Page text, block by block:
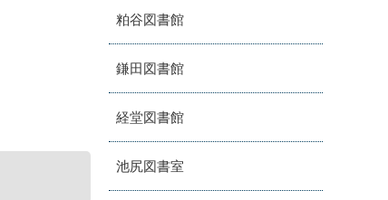
粕谷図書館
鎌田図書館
経堂図書館
池尻図書室